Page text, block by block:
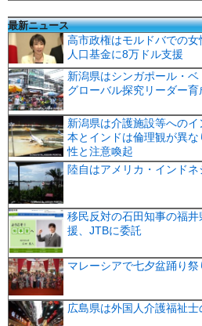
最新ニュース
高市政権はモルドバでの
人口基金に8万ドル支援
新潟県はシンガポール・ベ
グローバル探究リーダー育
新潟県は介護施設等への
本とインドは倫理観が異
性と注意喚起
陸自はアメリカ・インド
移民反対の石田知事の福
援、JTBに委託
マレーシアで七夕盆踊り
広島県は外国人介護福祉